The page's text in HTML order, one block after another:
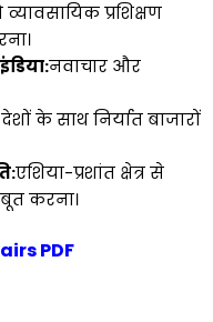
प्रशिक्षण
इंडिया:नवाचार और
देशों के साथ निर्यात बाजारों
:एशिया-प्रशांत क्षेत्र से
करना।
PDF